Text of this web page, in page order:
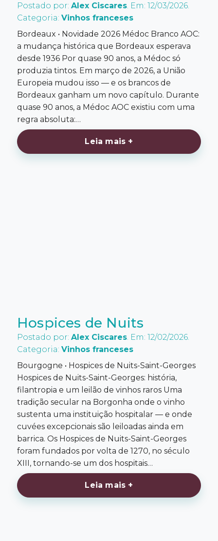
Postado por: Alex Ciscares. Em: 12/03/2026.
Categoria: Vinhos franceses
Bordeaux • Novidade 2026 Médoc Branco AOC:
a mudança histórica que Bordeaux esperava
desde 1936 Por quase 90 anos, a Médoc só
produzia tintos. Em março de 2026, a União
Europeia mudou isso — e os brancos de
Bordeaux ganham um novo capítulo. Durante
quase 90 anos, a Médoc AOC existiu com uma
regra absoluta:…
Leia mais +
Hospices de Nuits
Postado por: Alex Ciscares. Em: 12/02/2026.
Categoria: Vinhos franceses
Bourgogne • Hospices de Nuits-Saint-Georges
Hospices de Nuits-Saint-Georges: história,
filantropia e um leilão de vinhos raros Uma
tradição secular na Borgonha onde o vinho
sustenta uma instituição hospitalar — e onde
cuvées excepcionais são leiloadas ainda em
barrica. Os Hospices de Nuits-Saint-Georges
foram fundados por volta de 1270, no século
XIII, tornando-se um dos hospitais…
Leia mais +